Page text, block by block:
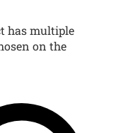
has multiple
on the